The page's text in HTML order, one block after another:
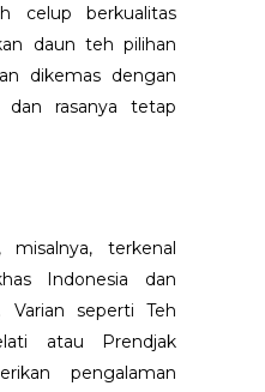
celup berkualitas
daun teh pilihan
dikemas dengan
rasanya tetap
misalnya, terkenal
Indonesia dan
seperti Teh
atau Prendjak
pengalaman